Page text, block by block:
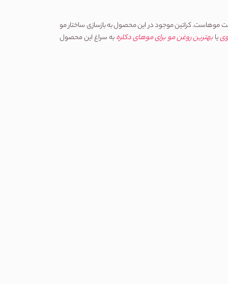
یا بهترین روغن مو برای موهای دکلره